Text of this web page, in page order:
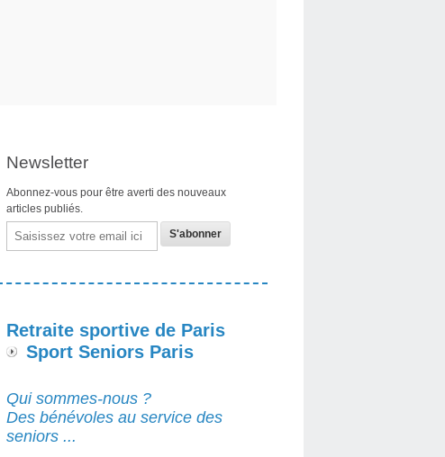
Newsletter
Abonnez-vous pour être averti des nouveaux
articles publiés.
Email
Retraite sportive de Paris
Sport Seniors Paris
Qui sommes-nous ?
Des bénévoles au service des
seniors ...